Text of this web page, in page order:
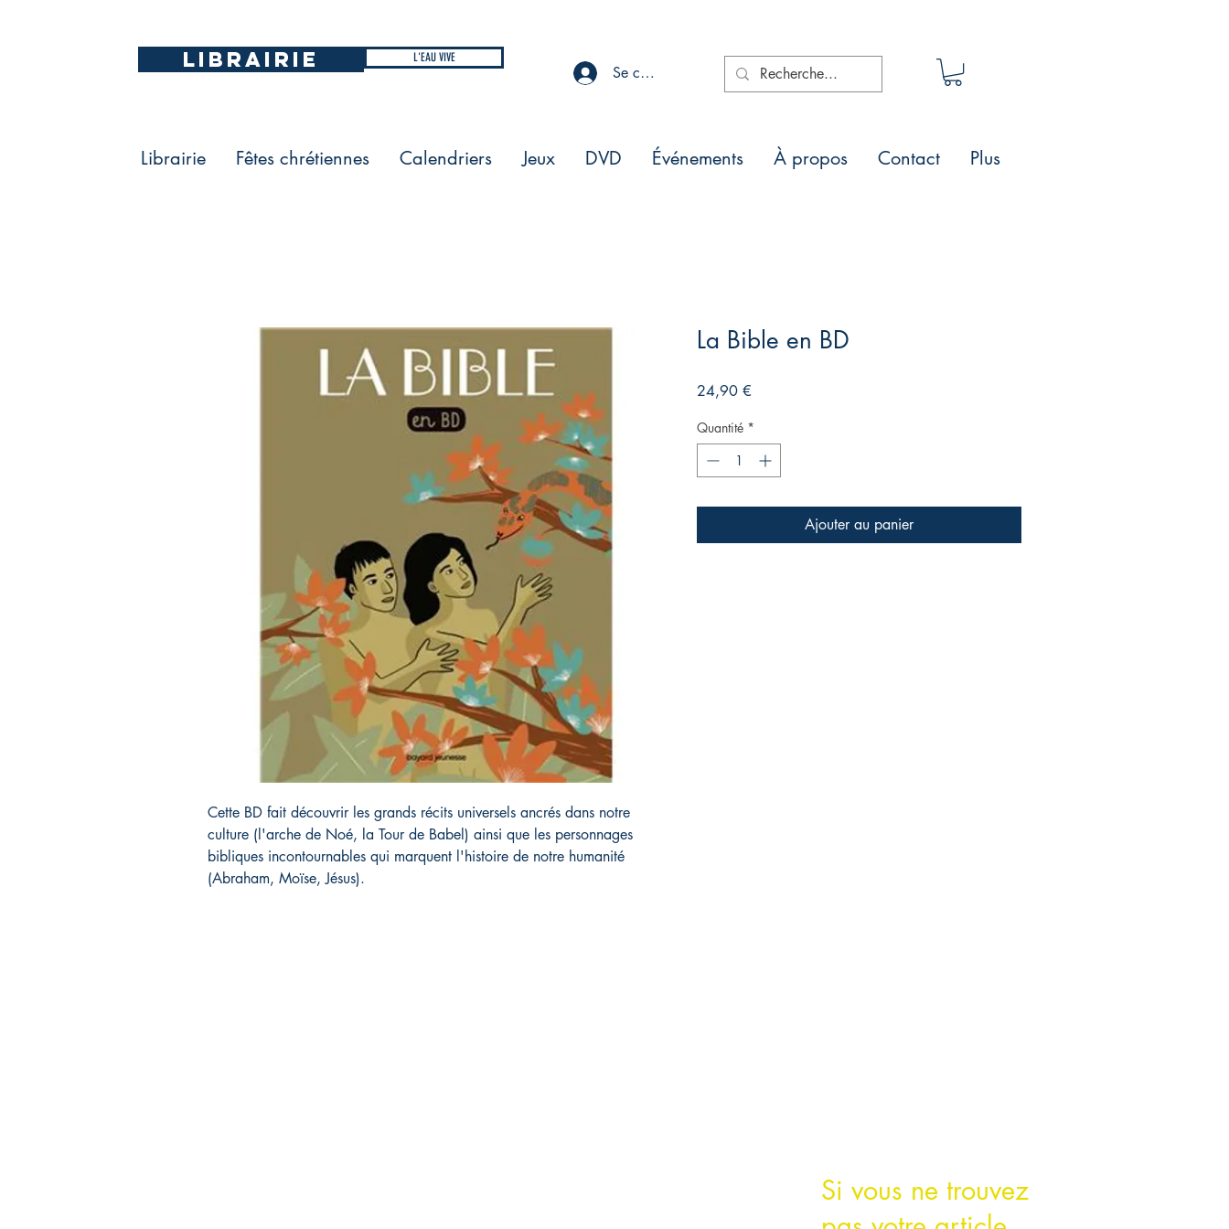
LIBRAIRIE L'EAU VIVE
Se connecter
Librairie Fêtes chrétiennes Calendriers Jeux DVD Événements À propos Contact Plus
Cette BD fait découvrir les grands récits universels ancrés dans notre
culture (l'arche de Noé, la Tour de Babel) ainsi que les personnages
bibliques incontournables qui marquent l'histoire de notre humanité
(Abraham, Moïse, Jésus).
La Bible en BD
24,90 €Prix
Quantité *
Ajouter au panier
Si vous ne trouvez